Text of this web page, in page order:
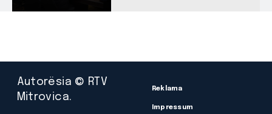
Autorësia © RTV
Mitrovica.
Reklama
Impressum